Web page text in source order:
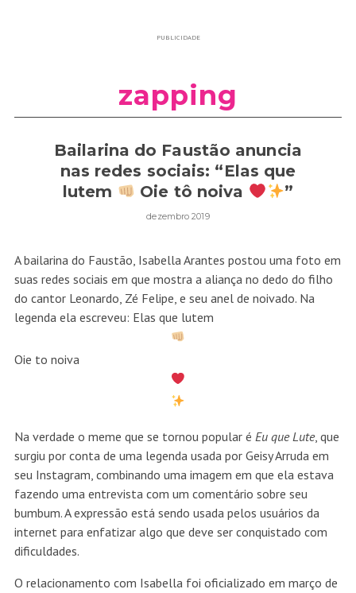
PUBLICIDADE
zapping
Bailarina do Faustão anuncia
nas redes sociais: “Elas que
lutem
Oie tô noiva ”
dezembro 2019
A bailarina do Faustão, Isabella Arantes postou uma foto em
suas redes sociais em que mostra a aliança no dedo do filho
do cantor Leonardo, Zé Felipe, e seu anel de noivado. Na
legenda ela escreveu: Elas que lutem
Oie to noiva
Na verdade o meme que se tornou popular é Eu que Lute, que
surgiu por conta de uma legenda usada por Geisy Arruda em
seu Instagram, combinando uma imagem em que ela estava
fazendo uma entrevista com um comentário sobre seu
bumbum. A expressão está sendo usada pelos usuários da
internet para enfatizar algo que deve ser conquistado com
dificuldades.
O relacionamento com Isabella foi oficializado em março de